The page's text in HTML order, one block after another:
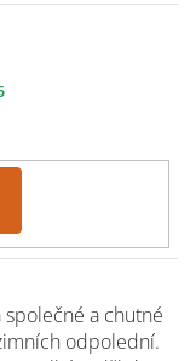
společné a chutné
odpolední.